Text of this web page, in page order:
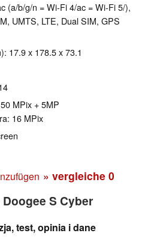
(a/b/g/n = Wi-Fi 4/ac = Wi-Fi 5/),
UMTS, LTE, Dual SIM, GPS
17.9 x 178.5 x 73.1
MPix + 5MP
16 MPix
» vergleiche 0
S Cyber
test, opinia i dane